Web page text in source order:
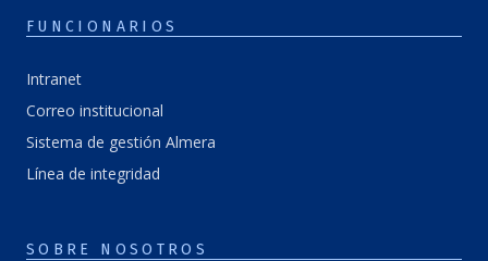
FUNCIONARIOS
Intranet
Correo institucional
Sistema de gestión Almera
Línea de integridad
SOBRE NOSOTROS